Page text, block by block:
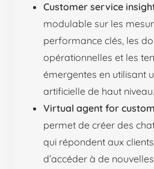
Customer service
modulable sur les
performance clés, les
opérationnelles et les
émergentes en utilisant
artificielle de haut niveau.
Virtual agent for
permet de créer des
qui répondent aux
d’accéder à de